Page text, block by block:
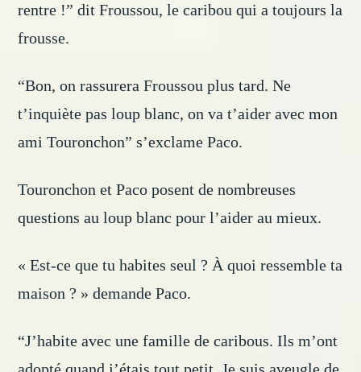
rentre !” dit Froussou, le caribou qui a toujours la
frousse.
“Bon, on rassurera Froussou plus tard. Ne
t’inquiète pas loup blanc, on va t’aider avec mon
ami Touronchon” s’exclame Paco.
Touronchon et Paco posent de nombreuses
questions au loup blanc pour l’aider au mieux.
« Est-ce que tu habites seul ? À quoi ressemble ta
maison ? » demande Paco.
“J’habite avec une famille de caribous. Ils m’ont